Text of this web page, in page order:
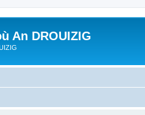
An DROUIZIG